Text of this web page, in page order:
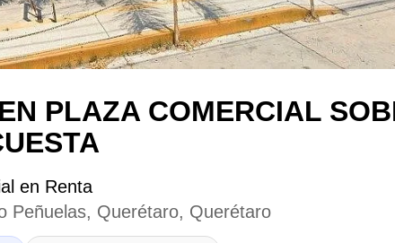
PLAZA COMERCIAL
en Renta
Peñuelas, Querétaro, Querétaro